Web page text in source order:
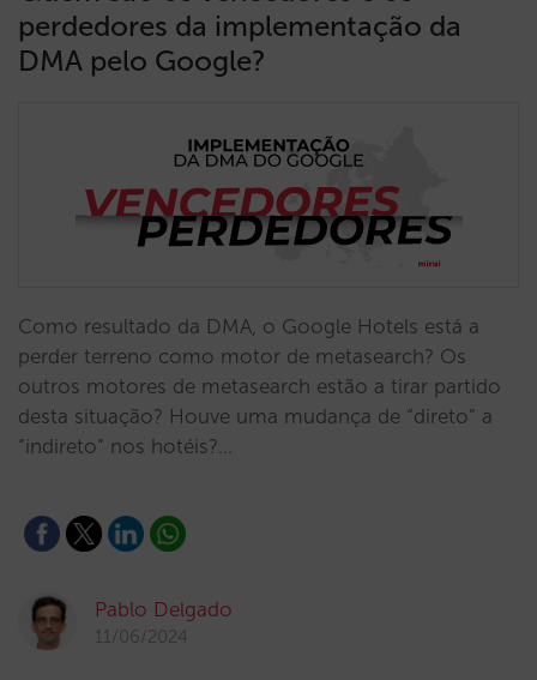
perdedores da implementação da
DMA pelo Google?
Como resultado da DMA, o Google Hotels está a
perder terreno como motor de metasearch? Os
outros motores de metasearch estão a tirar partido
desta situação? Houve uma mudança de “direto” a
“indireto” nos hotéis?…
Pablo Delgado
11/06/2024